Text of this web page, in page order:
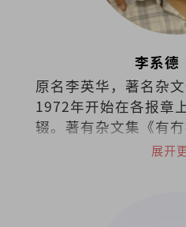
李系德
原名李英华，著名杂
1972年开始在各报章
辍。著有杂文集《有
展开